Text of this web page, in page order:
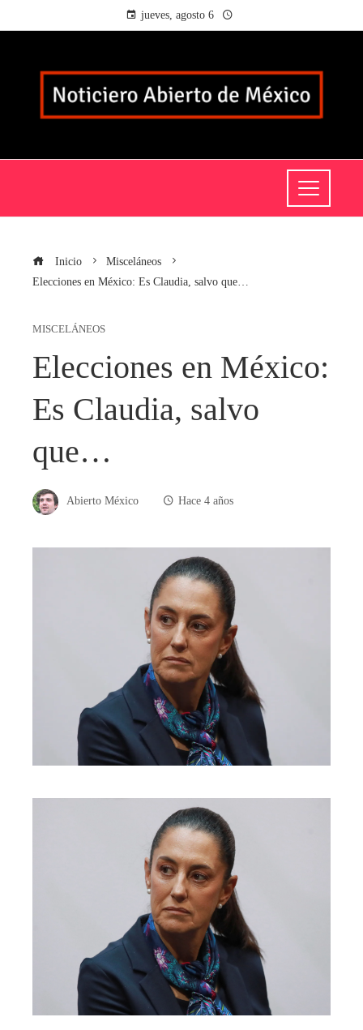
jueves, agosto 6
Inicio
Misceláneos
Elecciones en México: Es Claudia, salvo que…
MISCELÁNEOS
Elecciones en México:
Es Claudia, salvo
que…
Abierto México Hace 4 años